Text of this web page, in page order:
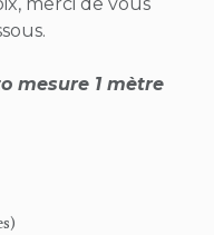
merci de vous
mesure 1 mètre